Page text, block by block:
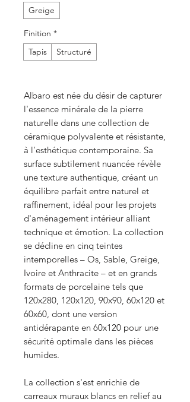
Greige
Finition *
Tapis
Structuré
Albaro est née du désir de capturer
l'essence minérale de la pierre
naturelle dans une collection de
céramique polyvalente et résistante,
à l'esthétique contemporaine. Sa
surface subtilement nuancée révèle
une texture authentique, créant un
équilibre parfait entre naturel et
raffinement, idéal pour les projets
d'aménagement intérieur alliant
technique et émotion. La collection
se décline en cinq teintes
intemporelles – Os, Sable, Greige,
Ivoire et Anthracite – et en grands
formats de porcelaine tels que
120x280, 120x120, 90x90, 60x120 et
60x60, dont une version
antidérapante en 60x120 pour une
sécurité optimale dans les pièces
humides.
La collection s'est enrichie de
carreaux muraux blancs en relief au